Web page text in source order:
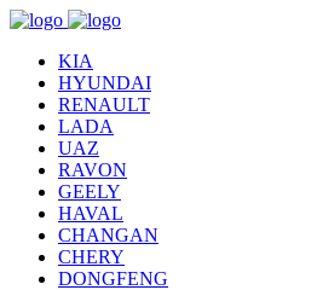
KIA
HYUNDAI
RENAULT
LADA
UAZ
RAVON
GEELY
HAVAL
CHANGAN
CHERY
DONGFENG